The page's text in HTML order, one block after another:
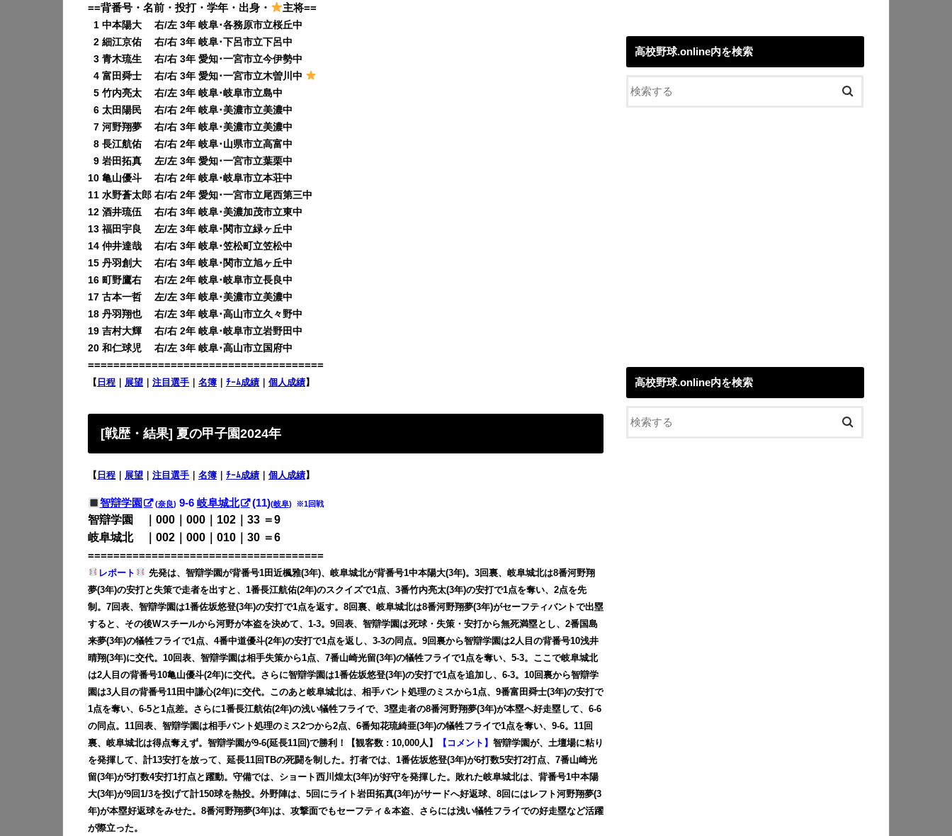
==背番号・名前・投打・学年・出身・
主将==
1 中本陽大 右/左 3年 岐阜･各務原市立桜丘中
2 細江京佑 右/右 3年 岐阜･下呂市立下呂中
3 青木琉生 右/右 3年 愛知･一宮市立今伊勢中
4 富田舜士 右/右 3年 愛知･一宮市立木曽川中
5 竹内亮太 右/左 3年 岐阜･岐阜市立島中
6 太田陽民 右/右 2年 岐阜･美濃市立美濃中
7 河野翔夢 右/右 3年 岐阜･美濃市立美濃中
8 長江航佑 右/右 2年 岐阜･山県市立高富中
9 岩田拓真 左/左 3年 愛知･一宮市立葉栗中
10 亀山優斗 右/右 2年 岐阜･岐阜市立本荘中
11 水野蒼太郎 右/右 2年 愛知･一宮市立尾西第三中
12 酒井琉伍 右/右 3年 岐阜･美濃加茂市立東中
13 福田宇良 左/左 3年 岐阜･関市立緑ヶ丘中
14 仲井達哉 右/右 3年 岐阜･笠松町立笠松中
15 丹羽創大 右/右 3年 岐阜･関市立旭ヶ丘中
16 町野鷹右 右/左 2年 岐阜･岐阜市立長良中
17 古本一哲 左/左 3年 岐阜･美濃市立美濃中
18 丹羽翔也 右/左 3年 岐阜･高山市立久々野中
19 吉村大輝 右/右 2年 岐阜･岐阜市立岩野田中
20 和仁球児 右/左 3年 岐阜･高山市立国府中
=====================================
【 日程 ｜ 展望 ｜ 注目選手 ｜ 名簿 ｜ ﾁｰﾑ成績 ｜ 個人成績】
[戦歴・結果] 夏の甲子園2024年
【 日程 ｜ 展望 ｜ 注目選手 ｜ 名簿 ｜ ﾁｰﾑ成績 ｜ 個人成績】
智辯学園 (奈良) 9-6 岐阜城北 (11)(岐阜) ※1回戦
智辯学園 ｜000｜000｜102｜33 ＝9
岐阜城北 ｜002｜000｜010｜30 ＝6
=====================================
レポート
先発は、智辯学園が背番号1田近楓雅(3年)、岐阜城北が背番号1中本陽大(3年)。3回裏、岐阜城北は8番河野翔
夢(3年)の安打と失策で走者を出すと、1番長江航佑(2年)のスクイズで1点、3番竹内亮太(3年)の安打で1点を奪い、2点を先
制。7回表、智辯学園は1番佐坂悠登(3年)の安打で1点を返す。8回裏、岐阜城北は8番河野翔夢(3年)がセーフティバントで出塁
すると、その後Wスチールから河野が本盗を決めて、1-3。9回表、智辯学園は死球・失策・安打から無死満塁とし、2番国島
来夢(3年)の犠牲フライで1点、4番中道優斗(2年)の安打で1点を返し、3-3の同点。9回裏から智辯学園は2人目の背番号10浅井
晴翔(3年)に交代。10回表、智辯学園は相手失策から1点、7番山崎光留(3年)の犠牲フライで1点を奪い、5-3。ここで岐阜城北
は2人目の背番号10亀山優斗(2年)に交代。さらに智辯学園は1番佐坂悠登(3年)の安打で1点を追加し、6-3。10回裏から智辯学
園は3人目の背番号11田中謙心(2年)に交代。このあと岐阜城北は、相手バント処理のミスから1点、9番富田舜士(3年)の安打で
1点を奪い、6-5と1点差。さらに1番長江航佑(2年)の浅い犠牲フライで、3塁走者の8番河野翔夢(3年)が本塁へ好走塁して、6-6
の同点。11回表、智辯学園は相手バント処理のミス2つから2点、6番知花琉綺亜(3年)の犠牲フライで1点を奪い、9-6。11回
裏、岐阜城北は得点奪えず。智辯学園が9-6(延長11回)で勝利！【観客数 : 10,000人】
【コメント】 智辯学園が、土壇場に粘り
を発揮して、計13安打を放って、延長11回TBの死闘を制した。打者では、1番佐坂悠登(3年)が6打数5安打2打点、7番山崎光
留(3年)が5打数4安打1打点と躍動。守備では、ショート西川煌太(3年)が好守を発揮した。敗れた岐阜城北は、背番号1中本陽
大(3年)が9回1/3を投げて計150球を熱投。外野陣は、5回にライト岩田拓真(3年)がサードへ好返球、8回にはレフト河野翔夢(3
年)が本塁好返球をみせた。8番河野翔夢(3年)は、攻撃面でもセーフティ＆本盗、さらには浅い犠牲フライでの好走塁など活躍
が際立った。
高校野球.online内を検索
高校野球.online内を検索